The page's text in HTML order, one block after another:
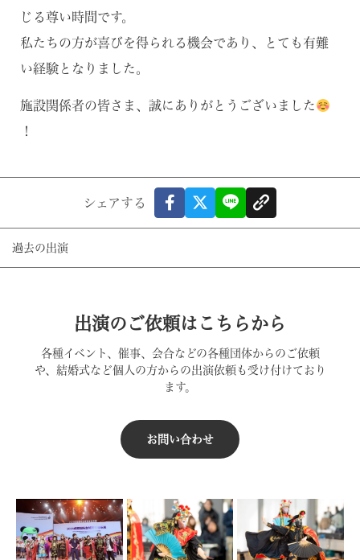
じる尊い時間です。
私たちの方が喜びを得られる機会であり、とても有難
い経験となりました。
施設関係者の皆さま、誠にありがとうございました
！
シェアする
過去の出演
出演のご依頼はこちらから
各種イベント、催事、会合などの各種団体からのご依頼
や、結婚式など個人の方からの出演依頼も受け付けており
ます。
お問い合わせ